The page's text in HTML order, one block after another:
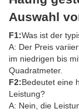
Auswahl
F1:Was ist der
A: Der Preis
im niedrigen bis
Quadratmeter.
F2:Bedeutet eine
Leistung?
A: Nein, die